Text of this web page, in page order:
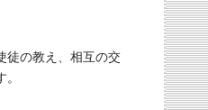
徒の教え、相互の交